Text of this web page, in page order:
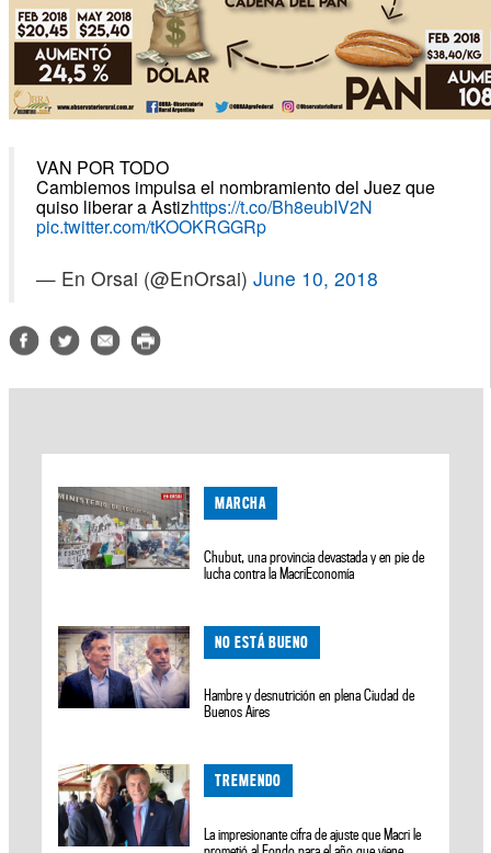
VAN POR TODO
Cambiemos impulsa el nombramiento del Juez que
quiso liberar a Astizhttps://t.co/Bh8eubIV2N
pic.twitter.com/tKOOKRGGRp
— En Orsai (@EnOrsai) June 10, 2018
MARCHA
Chubut, una provincia devastada y en pie de
lucha contra la MacriEconomía
NO ESTÁ BUENO
Hambre y desnutrición en plena Ciudad de
Buenos Aires
TREMENDO
La impresionante cifra de ajuste que Macri le